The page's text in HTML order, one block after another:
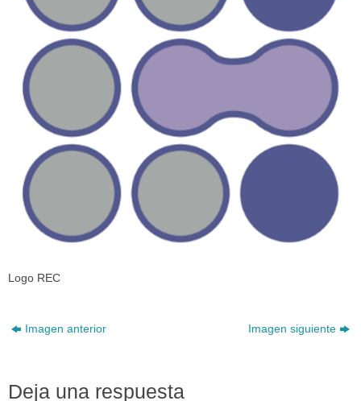
Logo REC
Imagen anterior Imagen siguiente
Deja una respuesta